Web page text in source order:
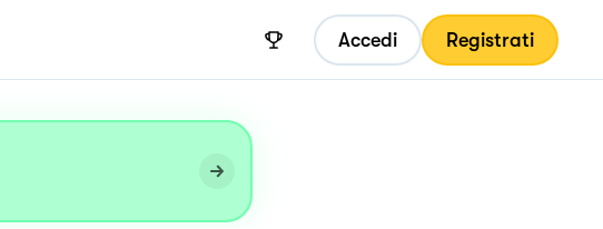
Accedi Registrati